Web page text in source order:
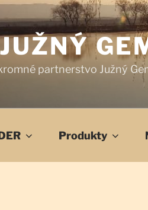
partnerstvo Južný
Produkty